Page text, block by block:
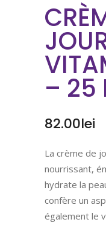
– 25
82.00lei
La crème de
nourrissant,
hydrate la
confère un
également le